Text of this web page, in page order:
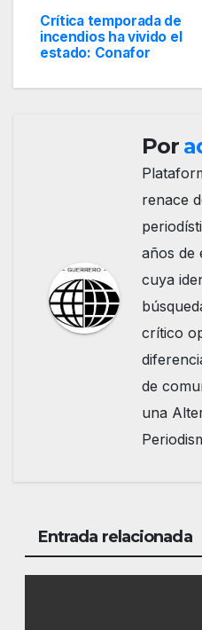
Navegación
de
Crítica temporada de
incendios ha vivido el
estado: Conafor
Por
renace
años de
cuya
crítico
de
una
Entrada relacionada